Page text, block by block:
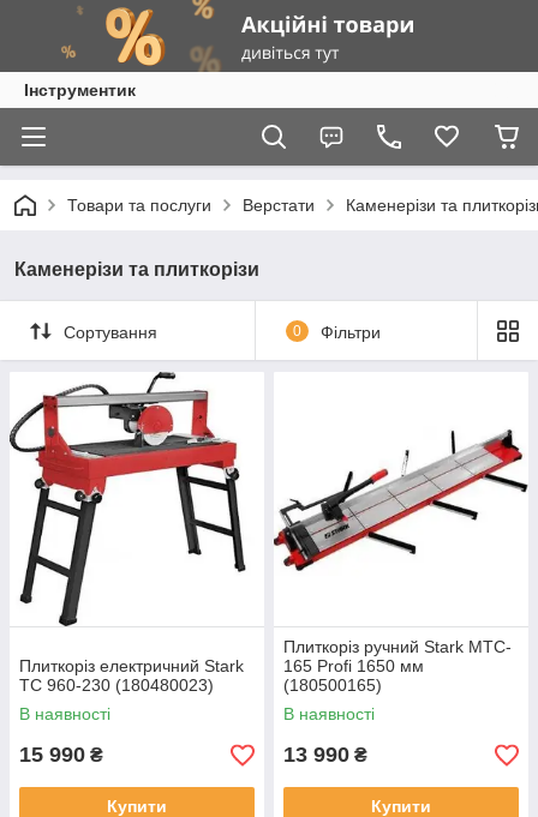
Інструментик
Товари та послуги Верстати Каменерізи та
Каменерізи та плиткорізи
Сортування 0 Фільтри
Плиткоріз електричний Stark
TC 960-230 (180480023)
В наявності
15 990 ₴
Купити
Плиткоріз ручний Stark MTC-
165 Profi 1650 мм
(180500165)
В наявності
13 990 ₴
Купити